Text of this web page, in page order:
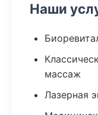
Наши
массаж
Лазерная